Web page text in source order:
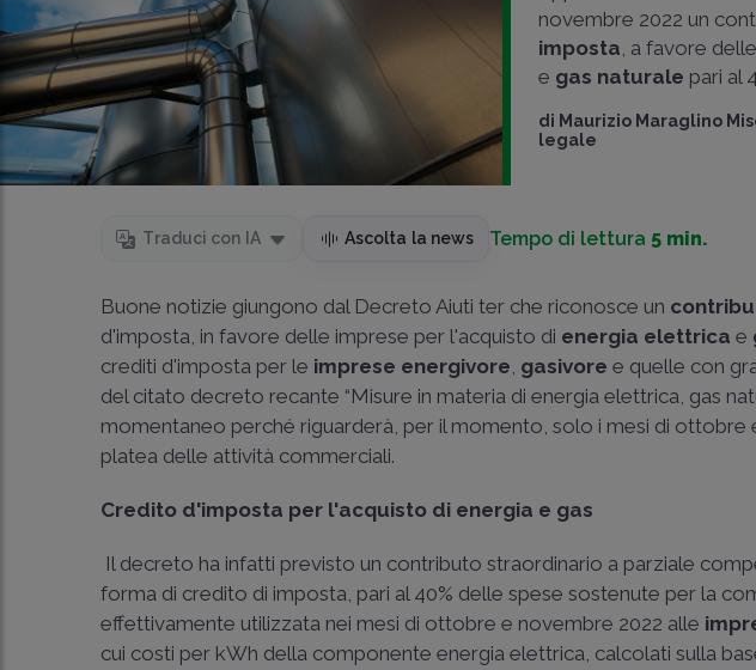
novembre 2022 un
imposta, a favore
e gas naturale pari al
di Maurizio Maraglino
legale
Traduci con IA Ascolta la news Tempo di lettura 5 min.
Buone notizie giungono dal Decreto Aiuti ter che riconosce un
d'imposta, in favore delle imprese per l'acquisto di energia elettrica e
crediti d'imposta per le imprese energivore, gasivore e quelle con
del citato decreto recante “Misure in materia di energia elettrica, gas
momentaneo perché riguarderà, per il momento, solo i mesi di ottobre
platea delle attività commerciali.
Credito d'imposta per l'acquisto di energia e gas
Il decreto ha infatti previsto un contributo straordinario a parziale
forma di credito di imposta, pari al 40% delle spese sostenute per la
effettivamente utilizzata nei mesi di ottobre e novembre 2022 alle
cui costi per kWh della componente energia elettrica, calcolati sulla